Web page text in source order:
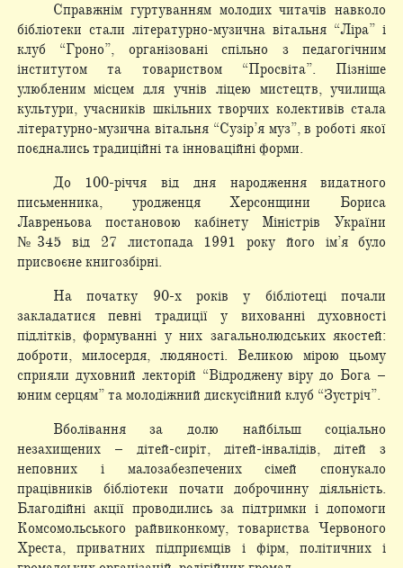
Справжнім гуртуванням молодих читачів навколо
бібліотеки стали літературно-музична вітальня “Ліра” і
клуб “Гроно”, організовані спільно з педагогічним
інститутом та товариством “Просвіта”. Пізніше
улюбленим місцем для учнів ліцею мистецтв, училища
культури, учасників шкільних творчих колективів стала
літературно-музична вітальня “Сузір’я муз”, в роботі якої
поєднались традиційні та інноваційні форми.
До 100-річчя від дня народження видатного
письменника, уродженця Херсонщини Бориса
Лавреньова постановою кабінету Міністрів України
№345 від 27 листопада 1991 року його ім’я було
присвоєне книгозбірні.
На початку 90-х років у бібліотеці почали
закладатися певні традиції у вихованні духовності
підлітків, формуванні у них загальнолюдських якостей:
доброти, милосердя, людяності. Великою мірою цьому
сприяли духовний лекторій “Відроджену віру до Бога –
юним серцям” та молодіжний дискусійний клуб “Зустріч”.
Вболівання за долю найбільш соціально
незахищених – дітей-сиріт, дітей-інвалідів, дітей з
неповних і малозабезпечених сімей спонукало
працівників бібліотеки почати доброчинну діяльність.
Благодійні акції проводились за підтримки і допомоги
Комсомольського райвиконкому, товариства Червоного
Хреста, приватних підприємців і фірм, політичних і